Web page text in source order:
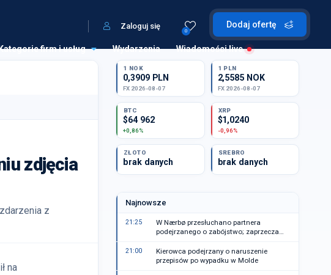
Dodaj ofertę
0
Zaloguj się
firm i usług Wydarzenia Wiadomości live
zdjęcia
z
na
1 NOK
0,3909 PLN
FX 2026-08-07
1 PLN
2,5585 NOK
FX 2026-08-07
BTC
$64 962
+0,86%
XRP
$1,0240
-0,96%
ZŁOTO
brak danych
SREBRO
brak danych
Najnowsze
21:25
W Nærbø przesłuchano partnera
podejrzanego o zabójstwo; zaprzecza
21:00
Kierowca podejrzany o naruszenie
przepisów po wypadku w Molde